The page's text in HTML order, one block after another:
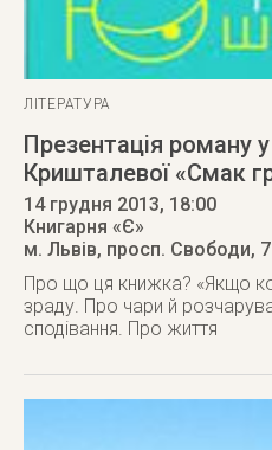
ЛІТЕРАТУРА
Презентація роману
Кришталевої «Смак
14 грудня 2013, 18:00
Книгарня «Є»
м. Львів, просп. Свободи, 7
Про що ця книжка? «Якщо
зраду. Про чари й
сподівання. Про життя